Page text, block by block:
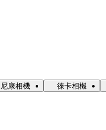
尼康相機 徠卡相機